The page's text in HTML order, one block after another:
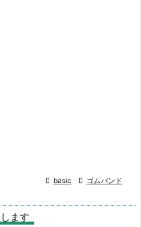
 basic  ゴムバンド
ます